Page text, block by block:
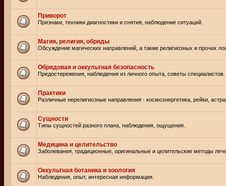
Приворот
Признаки, техники диагностики и снятия, наблюдение ситуаций.
Магия, религия, обряды
Обсуждение магических направлений, а также религиозных и прочих
Обрядовая и оккультная безопасность
Предостережения, наблюдения из личного опыта, советы специалистов.
Практики
Различные нерелигиозные направления - космоэнергетика, рейки,
Сущности
Типы сущностей разного плана, наблюдения, ощущения.
Медицина и целительство
Заболевания, традиционные, оригинальные и целительские методы
Оккультная ботаника и зоология
Наблюдения, опыт, интересная информация.